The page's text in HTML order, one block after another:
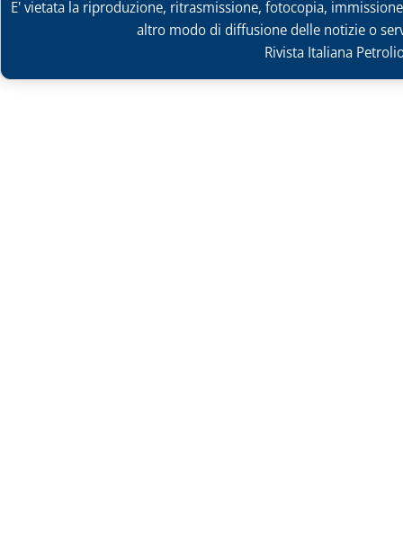
E' vietata la riproduzione, ritrasmissione, fotocopia,
altro modo di diffusione delle notizie o
Rivista Italiana